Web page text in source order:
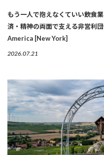
もう一人で抱えなくていい――飲食
済・精神の両面で支える非営利
America [New York]
2026.07.21